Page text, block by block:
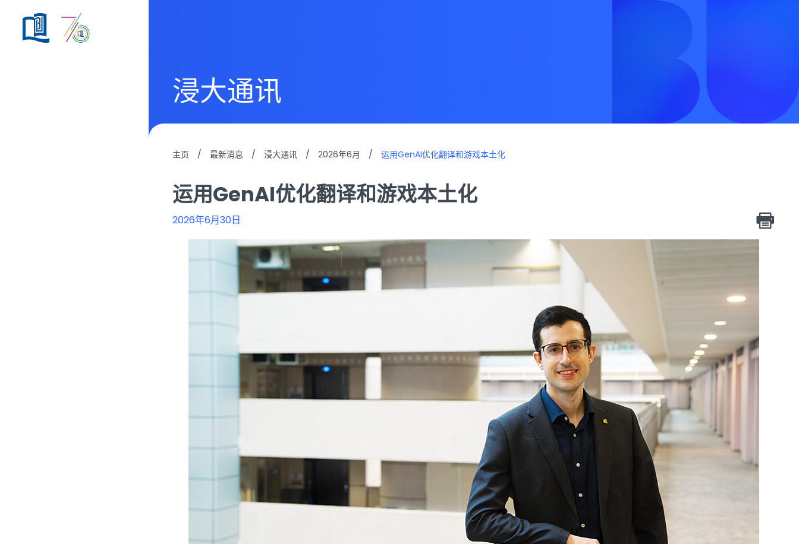
浸大通讯
主页 / 最新消息 / 浸大通讯 / 2026年6月 / 运用GenAI优化翻译和游戏本土化
运用GenAI优化翻译和游戏本土化
2026年6月30日